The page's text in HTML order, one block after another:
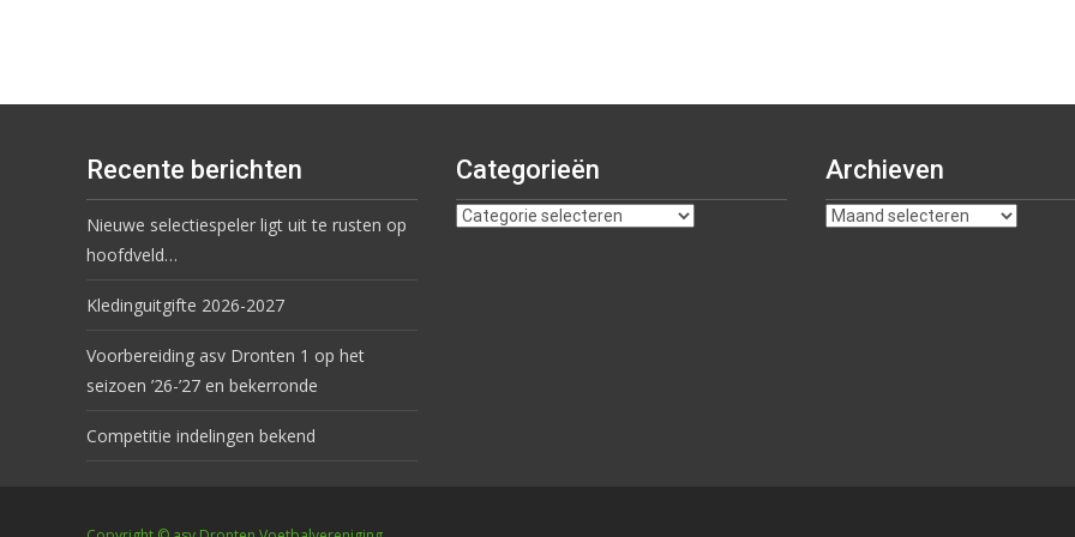
Recente berichten
Nieuwe selectiespeler ligt uit te rusten op
hoofdveld…
Kledinguitgifte 2026-2027
Voorbereiding asv Dronten 1 op het
seizoen ’26-’27 en bekerronde
Competitie indelingen bekend
Categorieën Archieven